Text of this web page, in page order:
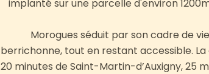
implanté sur une parcelle d'environ
Morogues séduit par son cadre de
berrichonne, tout en restant accessible. La
20 minutes de Saint-Martin-d’Auxigny, 25